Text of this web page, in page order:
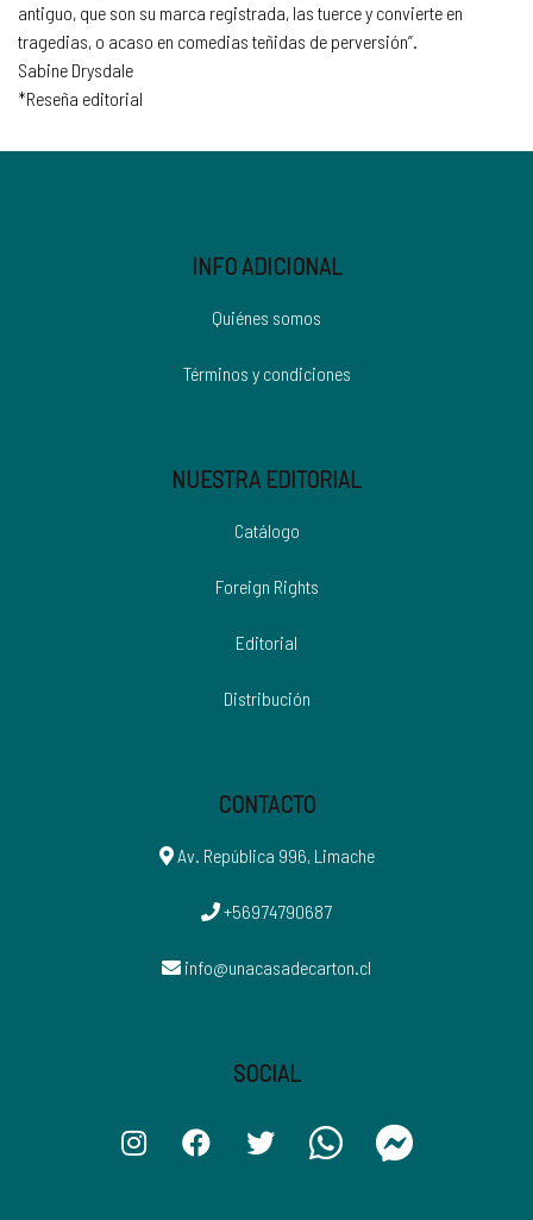
antiguo, que son su marca registrada, las tuerce y convierte en
tragedias, o acaso en comedias teñidas de perversión”.
Sabine Drysdale
*Reseña editorial
INFO ADICIONAL
Quiénes somos
Términos y condiciones
NUESTRA EDITORIAL
Catálogo
Foreign Rights
Editorial
Distribución
CONTACTO
Av. República 996, Limache
+56974790687
info@unacasadecarton.cl
SOCIAL